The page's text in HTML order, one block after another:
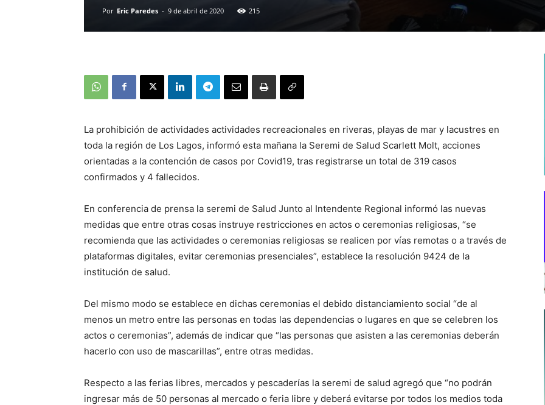
Por Eric Paredes - 9 de abril de 2020 215
La prohibición de actividades actividades recreacionales en riveras, playas de mar y lacustres en
toda la región de Los Lagos, informó esta mañana la Seremi de Salud Scarlett Molt, acciones
orientadas a la contención de casos por Covid19, tras registrarse un total de 319 casos
confirmados y 4 fallecidos.
En conferencia de prensa la seremi de Salud Junto al Intendente Regional informó las nuevas
medidas que entre otras cosas instruye restricciones en actos o ceremonias religiosas, “se
recomienda que las actividades o ceremonias religiosas se realicen por vías remotas o a través de
plataformas digitales, evitar ceremonias presenciales”, establece la resolución 9424 de la
institución de salud.
Del mismo modo se establece en dichas ceremonias el debido distanciamiento social “de al
menos un metro entre las personas en todas las dependencias o lugares en que se celebren los
actos o ceremonias”, además de indicar que “las personas que asisten a las ceremonias deberán
hacerlo con uso de mascarillas”, entre otras medidas.
Respecto a las ferias libres, mercados y pescaderías la seremi de salud agregó que “no podrán
ingresar más de 50 personas al mercado o feria libre y deberá evitarse por todos los medios toda